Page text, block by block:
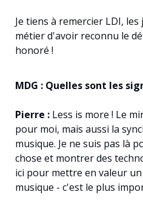
Je tiens à remercier LDI,
métier d'avoir reconnu le
honoré !
MDG : Quelles sont les
Pierre : Less is more ! Le
pour moi, mais aussi la
musique. Je ne suis pas là
chose et montrer des
ici pour mettre en valeur
musique - c'est le plus